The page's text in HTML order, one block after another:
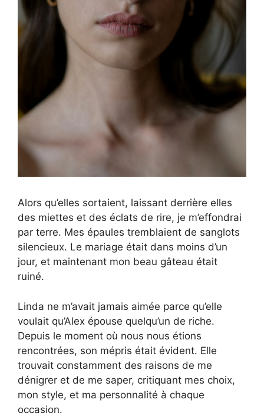
Alors qu’elles sortaient, laissant derrière elles
des miettes et des éclats de rire, je m’effondrai
par terre. Mes épaules tremblaient de sanglots
silencieux. Le mariage était dans moins d’un
jour, et maintenant mon beau gâteau était
ruiné.
Linda ne m’avait jamais aimée parce qu’elle
voulait qu’Alex épouse quelqu’un de riche.
Depuis le moment où nous nous étions
rencontrées, son mépris était évident. Elle
trouvait constamment des raisons de me
dénigrer et de me saper, critiquant mes choix,
mon style, et ma personnalité à chaque
occasion.